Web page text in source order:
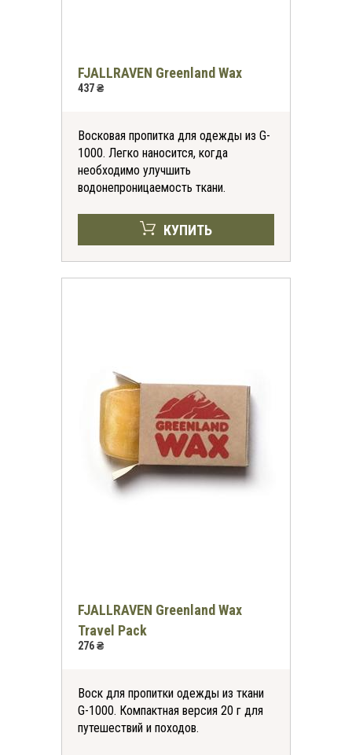
FJALLRAVEN Greenland Wax
437 ₴
Восковая пропитка для одежды из G-
1000. Легко наносится, когда
необходимо улучшить
водонепроницаемость ткани.
КУПИТЬ
FJALLRAVEN Greenland Wax
Travel Pack
276 ₴
Воск для пропитки одежды из ткани
G-1000. Компактная версия 20 г для
путешествий и походов.